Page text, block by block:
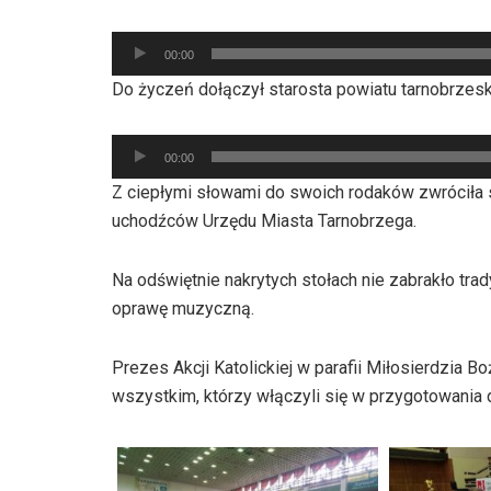
Odtwarzacz
plików
dźwiękowych
00:00
Do życzeń dołączył starosta powiatu
Odtwarzacz
plików
dźwiękowych
00:00
Z ciepłymi słowami do swoich rodaków
uchodźców Urzędu Miasta Tarnobrzega.
Na odświętnie nakrytych stołach nie zabrakło
oprawę muzyczną.
Prezes Akcji Katolickiej w parafii Miłosierdzia
wszystkim, którzy włączyli się w przygotowania